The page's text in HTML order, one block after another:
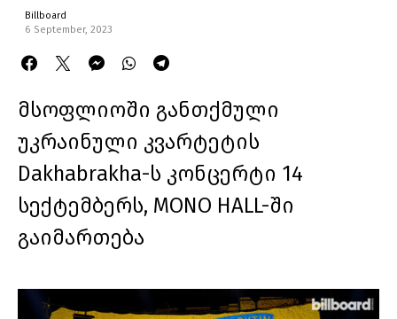
Billboard
6 September, 2023
მსოფლიოში განთქმული
უკრაინული კვარტეტის
Dakhabrakha-ს კონცერტი 14
სექტემბერს, MONO HALL-ში
გაიმართება